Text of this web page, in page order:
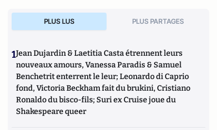
PLUS LUS PLUS PARTAGES
1Jean Dujardin & Laetitia Casta étrennent leurs
nouveaux amours, Vanessa Paradis & Samuel
Benchetrit enterrent le leur; Leonardo di Caprio
fond, Victoria Beckham fait du brukini, Cristiano
Ronaldo du bisco-fils; Suri ex Cruise joue du
Shakespeare queer